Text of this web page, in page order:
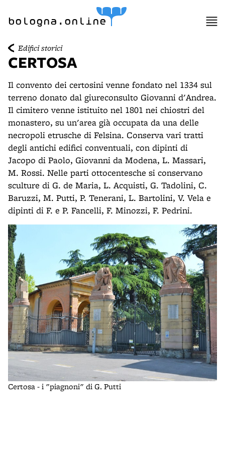
bologna.online
Edifici storici
CERTOSA
Il convento dei certosini venne fondato nel 1334 sul
terreno donato dal giureconsulto Giovanni d'Andrea.
Il cimitero venne istituito nel 1801 nei chiostri del
monastero, su un'area già occupata da una delle
necropoli etrusche di Felsina. Conserva vari tratti
degli antichi edifici conventuali, con dipinti di
Jacopo di Paolo, Giovanni da Modena, L. Massari,
M. Rossi. Nelle parti ottocentesche si conservano
sculture di G. de Maria, L. Acquisti, G. Tadolini, C.
Baruzzi, M. Putti, P. Tenerani, L. Bartolini, V. Vela e
dipinti di F. e P. Fancelli, F. Minozzi, F. Pedrini.
Certosa - i "piagnoni" di G. Putti